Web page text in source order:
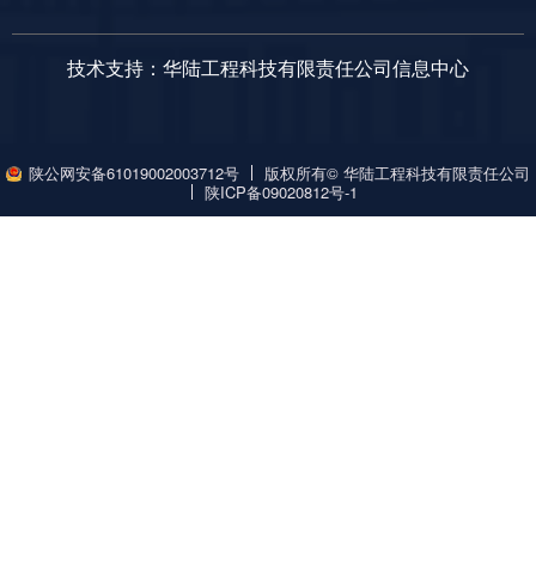
技术支持：华陆工程科技有限责任公司信息中心
陕公网安备61019002003712号
版权所有© 华陆工程科技有限责任公司
陕ICP备09020812号-1